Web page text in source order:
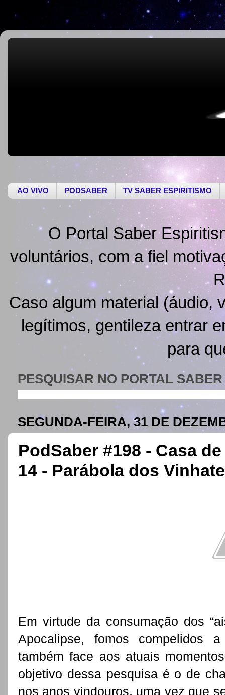
AO VIVO PODSABER TV SABER ESPIRITISMO
O Portal Saber
voluntários, com a fiel
Caso algum material (áudio,
legítimos, gentileza entrar
para
PESQUISAR NO PORTAL
SEGUNDA-FEIRA, 31 DE
PodSaber #198 - Casa
14 - Parábola dos
Em virtude da consumação dos
Apocalipse, fomos compelidos
também face aos atuais
objetivo dessa pesquisa é o de
nos anos vindouros, uma vez que